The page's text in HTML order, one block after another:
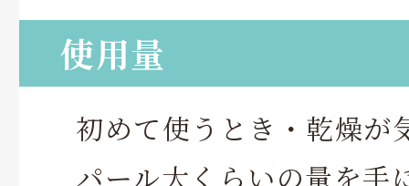
使用量
初めて使うとき・乾燥が
パール大くらいの量を手